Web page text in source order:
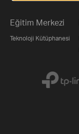
Eğitim Merkezi
Teknoloji Kütüphanesi